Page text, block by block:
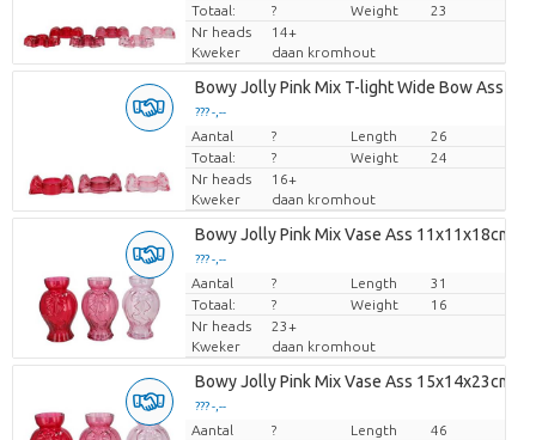
Totaal:
? Weight
23
Nr heads
14+
Kweker
daan kromhout
Bowy Jolly Pink Mix T-light Wide Bow Ass
??? -,--
Prijs per stuk
Aantal ? Length
26
Totaal:
? Weight
24
Nr heads
16+
Kweker
daan kromhout
Bowy Jolly Pink Mix Vase Ass 11x11x18cm
??? -,--
Prijs per stuk
Aantal ? Length
31
Totaal:
? Weight
16
Nr heads
23+
Kweker
daan kromhout
Bowy Jolly Pink Mix Vase Ass 15x14x23cm
??? -,--
Prijs per stuk
Aantal ? Length
46